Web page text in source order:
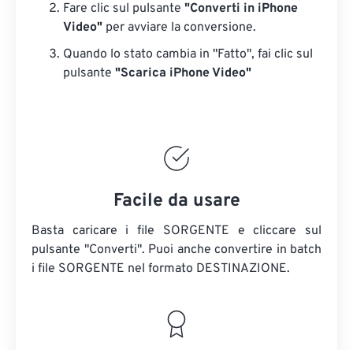
Fare clic sul pulsante "Converti in iPhone
Video" per avviare la conversione.
Quando lo stato cambia in "Fatto", fai clic sul
pulsante "Scarica iPhone Video"
Facile da usare
Basta caricare i file SORGENTE e cliccare sul
pulsante "Converti". Puoi anche convertire in batch
i file SORGENTE nel formato DESTINAZIONE.